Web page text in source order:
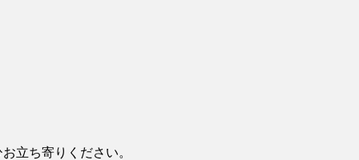
立ち寄りください。